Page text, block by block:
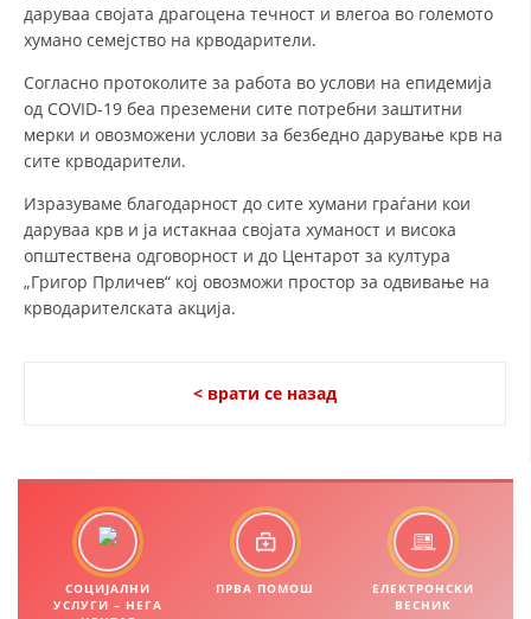
ДИСЕМИНАЦИЈА
MЕЃУНАРОДНО ХУМАНИТАРНО ПРАВО
ПРОМОЦИЈА НА ХУМАНИ ВРЕДНОСТИ
УПОТРЕБА И ЗАШТИТА НА АМБЛЕМОТ
СОЦИЈАЛНО ХУМАНИТАРНА ДЕЈНОСТ
ПОДГОТВЕНОСТ И ДЕЈСТВО ПРИ КАТАСТРОФИ
ОДНОСИ СО ЈАВНОСТ
ИСТРАЖУВАЊЕ НА ЈАВНО МИСЛЕЊЕ
даруваа својата драгоцена течност и влегоа во големото
хумано семејство на крводарители.
Согласно протоколите за работа во услови на епидемија
од COVID-19 беа преземени сите потребни заштитни
мерки и овозможени услови за безбедно дарување крв на
сите крводарители.
Изразуваме благодарност до сите хумани граѓани кои
даруваа крв и ја истакнаа својата хуманост и висока
општествена одговорност и до Центарот за култура
„Григор Прличев“ кој овозможи простор за одвивање на
крводарителската акција.
< врати се назад
СОЦИЈАЛНИ
УСЛУГИ – НЕГА
ПРВА ПОМОШ
ЕЛЕКТРОНСКИ
ВЕСНИК